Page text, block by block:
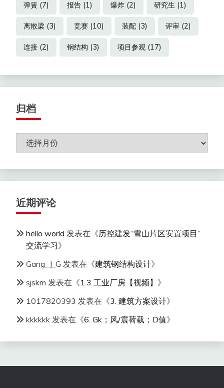
弹簧 (7) 报告 (1) 爆炸 (2) 研究生 (1)
离散梁 (3) 竞赛 (10) 装配 (3) 评审 (2)
连接 (2) 钢结构 (3) 项目参观 (17)
归档
档
近期评论
hello world 发表在《历控建发“雪山片区安置项目”
交流学习》
Gang_J_G 发表在《建筑钢结构设计》
sjskm 发表在《1.3 工业厂房【视频】 》
1017820393 发表在《3. 建筑方案设计》
kkkkkk 发表在《6. Gk；风/震荷载；D值》